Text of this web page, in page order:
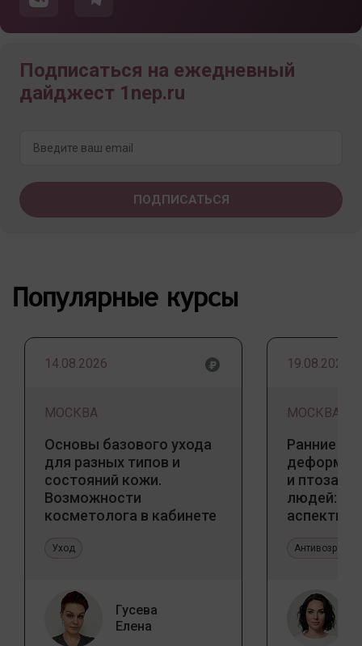
Подписаться на ежедневный
дайджест 1nep.ru
Популярные курсы
14.08.2026
МОСКВА
Основы базового ухода
для разных типов и
состояний кожи.
Возможности
косметолога в кабинете
Уход
Гусева
Елена
19.08.2026
МОСКВА
Ранние
и птоза у
людей:
аспекты